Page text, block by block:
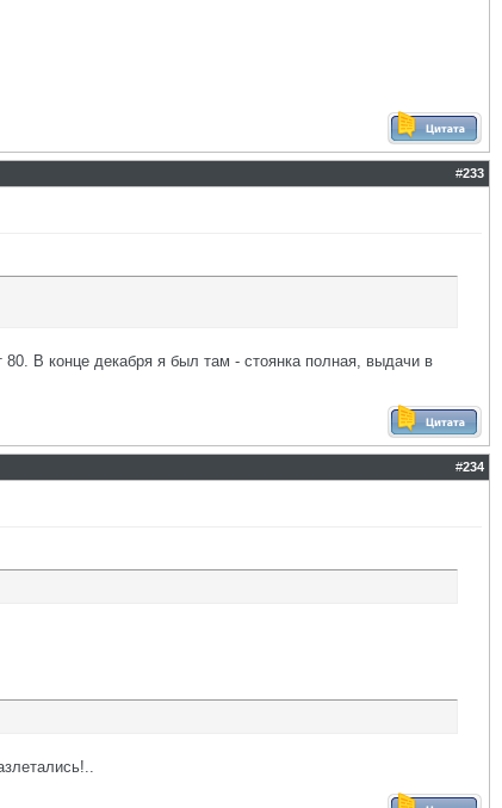
#233
В конце декабря я был там - стоянка полная, выдачи в
#234